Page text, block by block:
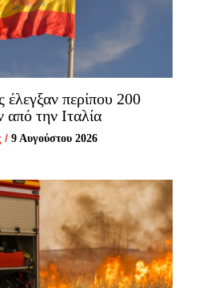
έλεγξαν περίπου 200
από την Ιταλία
/ 9 Αυγούστου 2026